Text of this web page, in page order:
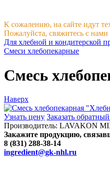
К сожалению, на сайте идут
Пожалуйста, свяжитесь с
Для хлебной и кондитерской
Смеси хлебопекарные
Смесь
Наверх
Узнать цену Заказать
Производитель: LAVAKON
Закажите продукцию,
8 (831) 288-38-14
ingredient@gk-nhl.ru